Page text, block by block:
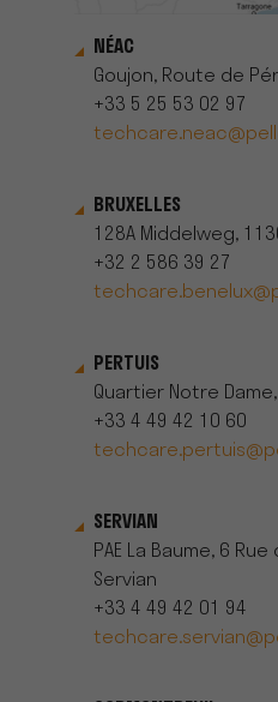
NÉAC
Goujon, Route de
+33 5 25 53 02 97
BRUXELLES
128A Middelweg,
+32 2 586 39 27
PERTUIS
Quartier Notre
+33 4 49 42 10 60
SERVIAN
PAE La Baume, 6
Servian
+33 4 49 42 01 94